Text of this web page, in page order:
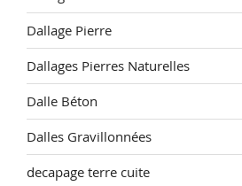
Dallage Pierre
Dallages Pierres Naturelles
Dalle Béton
Dalles Gravillonnées
decapage terre cuite